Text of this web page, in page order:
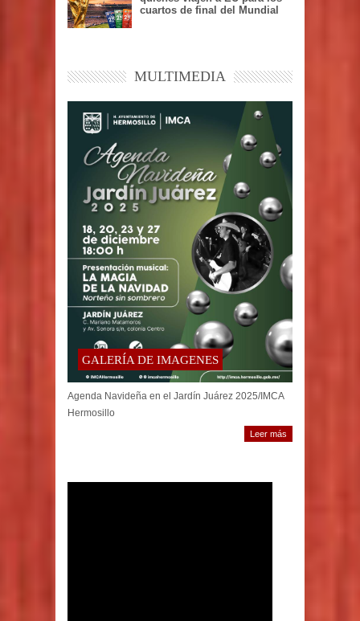
cuartos de final del Mundial
MULTIMEDIA
GALERÍA DE IMAGENES
Agenda Navideña en el Jardín Juárez 2025/IMCA
Hermosillo
Leer más